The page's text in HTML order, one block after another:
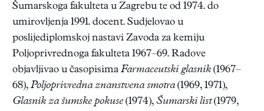
Šumarskoga fakulteta u Zagrebu te od 1974. do
umirovljenja 1991. docent. Sudjelovao u
poslijediplomskoj nastavi Zavoda za kemiju
Poljoprivrednoga fakulteta 1967–69. Radove
objavljivao u časopisima Farmaceutski glasnik (1967–
68), Poljoprivredna znanstvena smotra(1969, 1971),
Glasnik za šumske pokuse (1974), Šumarski list(1979,